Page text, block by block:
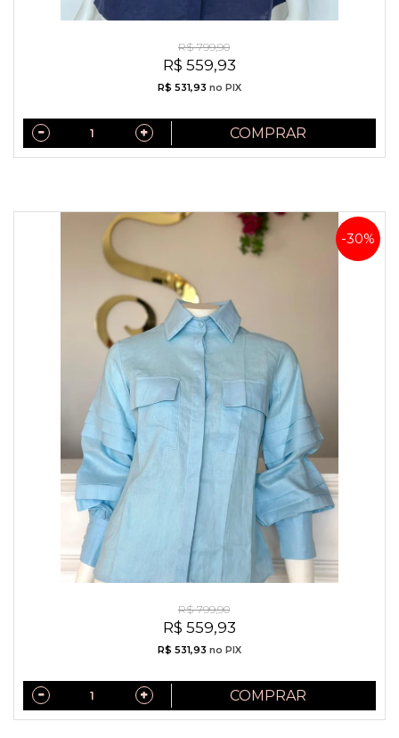
R$ 559,93
R$ 799,90
R$ 531,93 no PIX
COMPRAR
R$ 559,93
R$ 799,90
-30%
R$ 531,93 no PIX
COMPRAR